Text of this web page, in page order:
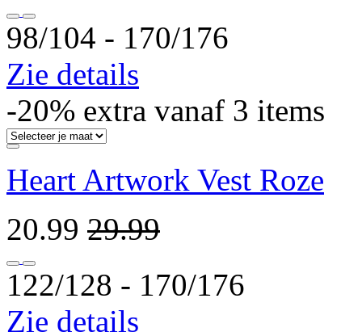
98/104 ‐ 170/176
Zie details
-20% extra vanaf 3 items
Heart Artwork Vest Roze
20.99 29.99
122/128 ‐ 170/176
Zie details